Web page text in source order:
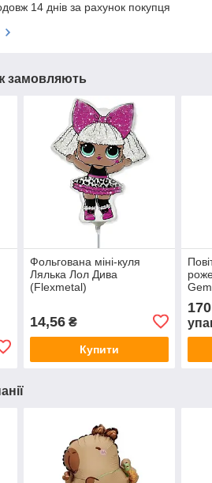
14 днів за рахунок покупця
замовляють
Фольгована міні-куля
Лялька Лол Дива
(Flexmetal)
14,56₴
Купити